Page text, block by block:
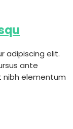
adipiscing elit.
ante
nibh elementum